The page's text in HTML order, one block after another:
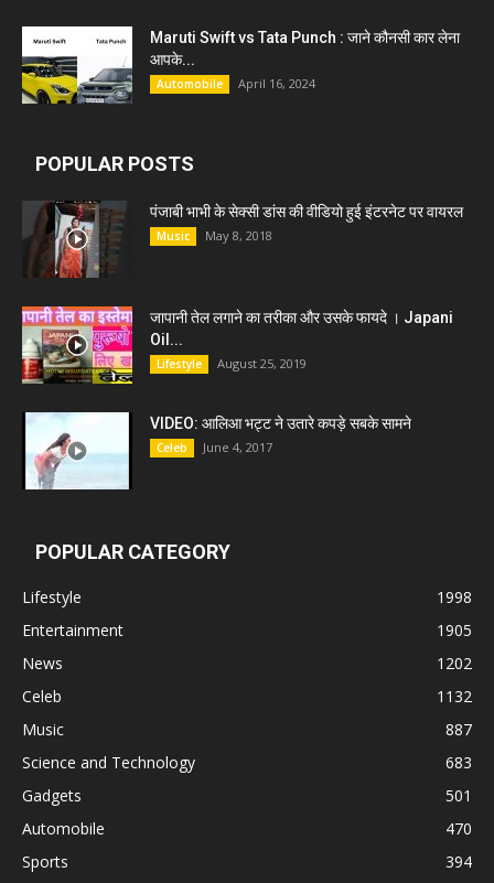
Maruti Swift vs Tata Punch : जाने कौनसी कार लेना
आपके...
Automobile April 16, 2024
POPULAR POSTS
पंजाबी भाभी के सेक्सी डांस की वीडियो हुई इंटरनेट पर वायरल
Music May 8, 2018
जापानी तेल लगाने का तरीका और उसके फायदे । Japani
Oil...
Lifestyle August 25, 2019
VIDEO: आलिआ भट्ट ने उतारे कपड़े सबके सामने
Celeb June 4, 2017
POPULAR CATEGORY
Lifestyle
1998
Entertainment
1905
News
1202
Celeb
1132
Music
887
Science and Technology
683
Gadgets
501
Automobile
470
Sports
394